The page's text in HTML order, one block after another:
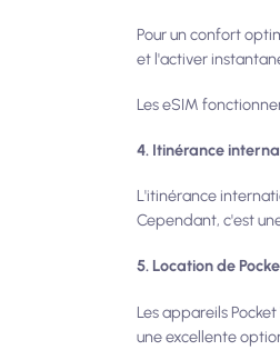
Pour un confort
et l'activer
Les eSIM
4. Itinérance
L'itinérance
Cependant, c'est
5. Location de
Les appareils
une excellente